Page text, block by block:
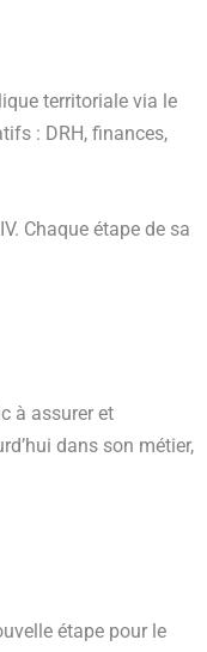
territoriale via le
: DRH, finances,
Chaque étape de sa
à assurer et
dans son métier,
étape pour le